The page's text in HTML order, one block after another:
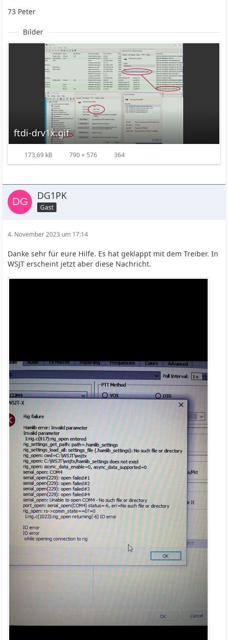
73 Peter
Bilder
ftdi-drv1x.gif
173,69 kB 790 × 576 364
DG1PK
Gast
4. November 2023 um 17:14
Danke sehr für eure Hilfe. Es hat geklappt mit dem Treiber. In
WSJT erscheint jetzt aber diese Nachricht.